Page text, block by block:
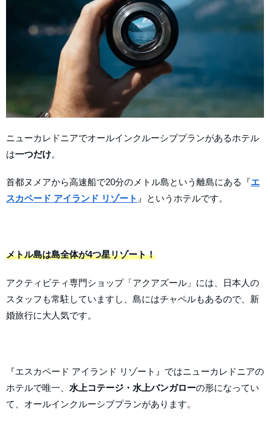
ニューカレドニアでオールインクルーシブプランがあるホテル
は一つだけ。
首都ヌメアから高速船で20分のメトル島という離島にある『エ
スカペード アイランド リゾート 』というホテルです。
メトル島は島全体が4つ星リゾート！
アクティビティ専門ショップ「アクアズール」には、日本人の
スタッフも常駐していますし、島にはチャペルもあるので、新
婚旅行に大人気です。
『エスカペード アイランド リゾート』ではニューカレドニアの
ホテルで唯一、 水上コテージ・水上バンガローの形になってい
て、オールインクルーシブプランがあります。